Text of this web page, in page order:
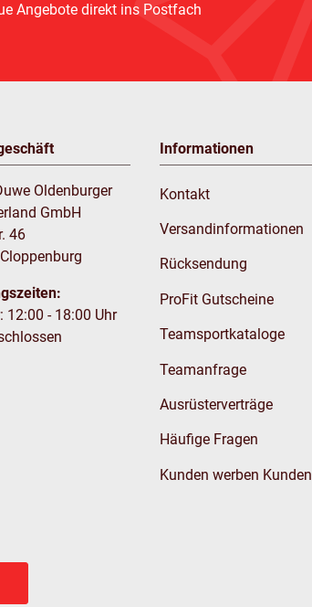
Angebote direkt ins Postfach
Oldenburger
GmbH
46
12:00 - 18:00 Uhr
Informationen
Kontakt
Versandinformationen
Rücksendung
ProFit Gutscheine
Teamsportkataloge
Teamanfrage
Ausrüsterverträge
Häufige Fragen
Kunden werben Kunden